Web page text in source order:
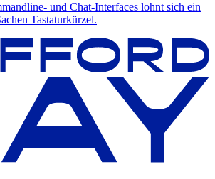
und Chat-Interfaces lohnt sich ein
Tastaturkürzel.